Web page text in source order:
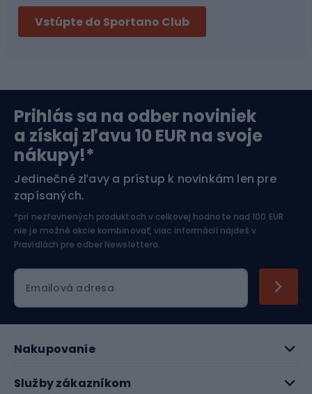
Bikepacking
Orientačný beh
Cyklistické prilby
Lyžovanie
Športová elektronika
Jazdectvo
Vstúpte do Sportano Club
Prihlás sa na odber noviniek
a získaj zľavu 10 EUR na svoje
nákupy!*
Jedinečné zľavy a prístup k novinkám len pre
zapísaných.
*pri nezľavnených produktoch v celkovej hodnote nad 100 EUR
nie je možné akcie kombinovať, viac informácií nájdeš v
Pravidlách pre odber Newslettera.
Emailová adresa
Nakupovanie
Služby zákazníkom